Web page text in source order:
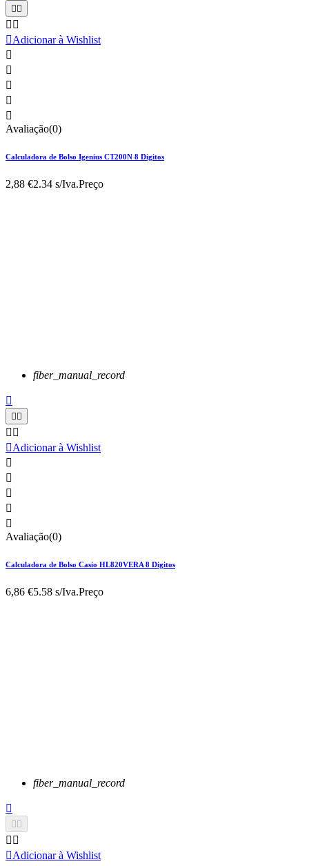
 
 
Adicionar à Wishlist





Avaliação(0)
Calculadora de Bolso Igenius CT200N 8 Digitos
2,88 €2.34 s/Iva.Preço
fiber_manual_record


 
Adicionar à Wishlist





Avaliação(0)
Calculadora de Bolso Casio HL820VERA 8 Digitos
6,86 €5.58 s/Iva.Preço
fiber_manual_record


 
Adicionar à Wishlist